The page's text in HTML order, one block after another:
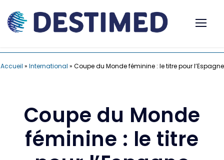
Accueil » International » Coupe du Monde féminine : le titre pour l’Espagne
Coupe du Monde
féminine : le titre